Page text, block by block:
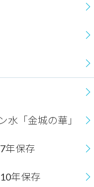
水「金城の華」
年保存
年保存